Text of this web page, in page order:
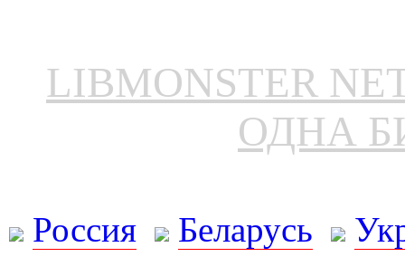
LIBMONSTER
ОДНА
Россия Беларусь